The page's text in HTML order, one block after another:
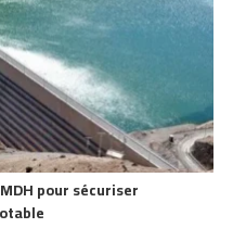
pour sécuriser